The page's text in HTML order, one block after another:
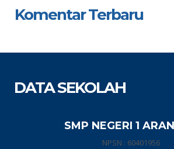
Komentar Terbaru
DATA SEKOLAH
SMP NEGERI 1
NPSN : 60401956